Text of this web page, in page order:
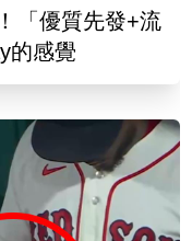
「優質先發+流
的感覺